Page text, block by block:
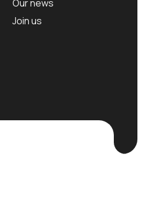
Our news
Join us